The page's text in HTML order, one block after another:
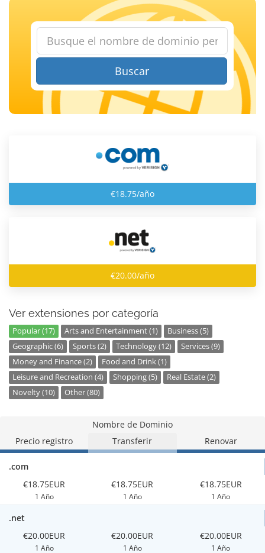
Buscar
€18.75/año
€20.00/año
Ver extensiones por categoría
Popular (17) Arts and Entertainment (1)
Business (5)
Geographic (6)
Sports (2) Technology (12)
Services (9)
Money and Finance (2)
Food and Drink (1)
Leisure and Recreation (4)
Shopping (5)
Real Estate (2)
Novelty (10)
Other (80)
Nombre de Dominio
Precio registro
Transferir Renovar
.com
€18.75EUR
1 Año
€18.75EUR
1 Año
€18.75EUR
1 Año
.net
€20.00EUR
1 Año
€20.00EUR
1 Año
€20.00EUR
1 Año